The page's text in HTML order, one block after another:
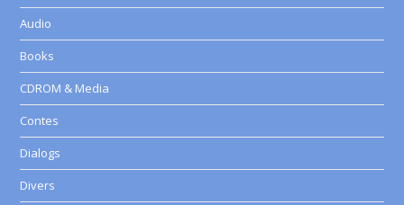
Audio
Books
CDROM & Media
Contes
Dialogs
Divers